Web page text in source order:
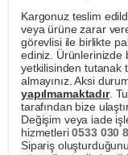
Kargonuz teslim
veya ürüne zarar
görevlisi ile birlikte
ediniz. Ürünlerinizde
yetkilisinden tutanak
almayınız. Aksi
yapılmamaktadır.
tarafından bize
Değişim veya iade
hizmetleri0533 030
Sipariş